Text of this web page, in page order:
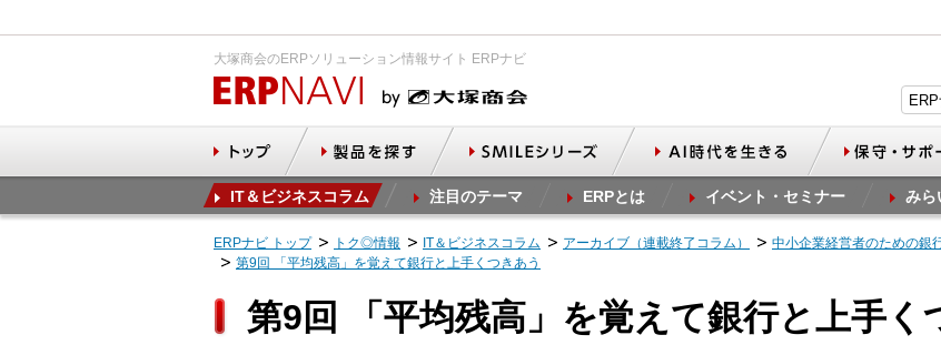
大塚商会のERPソリューション情報サイト ERPナビ
IT＆ビジネスコラム 注目のテーマ ERPとは イベント・セミナー みら
ERPナビ トップ トク◎情報 IT＆ビジネスコラム アーカイブ（連載終了コラム）
中小企業経営者のための銀
第9回 「平均残高」を覚えて銀行と上手くつきあう
第9回 「平均残高」を覚えて銀行と上手く